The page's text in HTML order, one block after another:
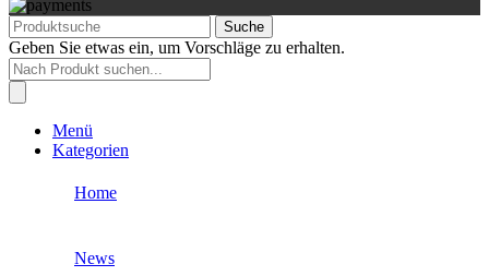
Suche
Geben Sie etwas ein, um Vorschläge zu erhalten.
Products
search
Menü
Kategorien
Home
News